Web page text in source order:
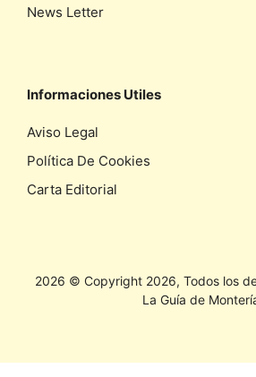
News Letter
Informaciones Utiles
Aviso Legal
Política De Cookies
Carta Editorial
2026 © Copyright 2026, Todos los
La Guía de